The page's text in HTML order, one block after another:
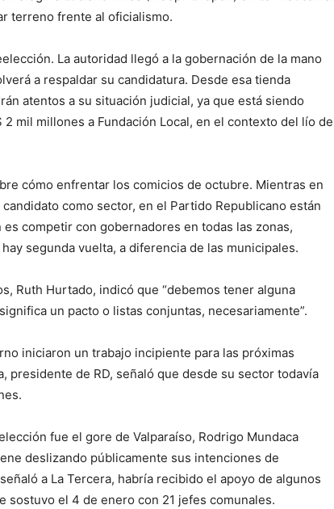
terreno frente al oficialismo.
La autoridad llegó a la gobernación de la mano
a respaldar su candidatura. Desde esa tienda
atentos a su situación judicial, ya que está siendo
mil millones a Fundación Local, en el contexto del lío de
cómo enfrentar los comicios de octubre. Mientras en
como sector, en el Partido Republicano están
competir con gobernadores en todas las zonas,
segunda vuelta, a diferencia de las municipales.
Ruth Hurtado, indicó que “debemos tener alguna
un pacto o listas conjuntas, necesariamente”.
iniciaron un trabajo incipiente para las próximas
presidente de RD, señaló que desde su sector todavía
fue el gore de Valparaíso, Rodrigo Mundaca
deslizando públicamente sus intenciones de
a La Tercera, habría recibido el apoyo de algunos
sostuvo el 4 de enero con 21 jefes comunales.